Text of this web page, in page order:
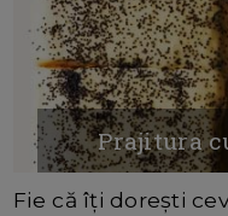
Prajitura
Fie că îți dorești